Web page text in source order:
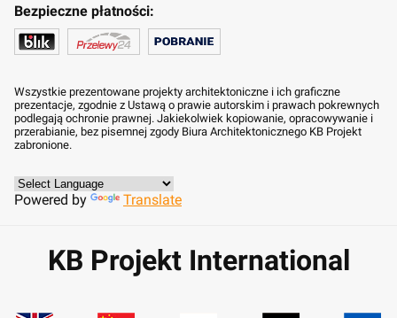
Bezpieczne płatności:
Wszystkie prezentowane projekty architektoniczne i ich graficzne
prezentacje, zgodnie z Ustawą o prawie autorskim i prawach pokrewnych
podlegają ochronie prawnej. Jakiekolwiek kopiowanie, opracowywanie i
przerabianie, bez pisemnej zgody Biura Architektonicznego KB Projekt
zabronione.
Powered by Translate
KB Projekt International